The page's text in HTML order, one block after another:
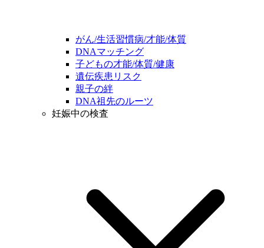
がん/生活習慣病/才能/体質
DNAマッチング
子どもの才能/体質/健康
遺伝疾患リスク
親子の絆
DNA祖先のルーツ
妊娠中の検査